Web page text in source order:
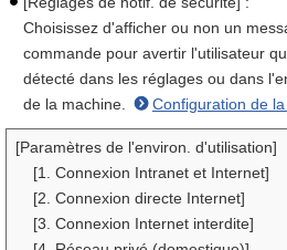
Choisissez d'afficher ou non un
commande pour avertir l'utilisateur
détecté dans les réglages ou dans
de la machine.
Configuration de
[Paramètres de l'environ. d'utilisation]
[1. Connexion Intranet et Internet]
[2. Connexion directe Internet]
[3. Connexion Internet interdite]